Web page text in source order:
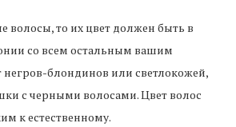
волосы, то их цвет должен быть в
со всем остальным вашим
блондинов или светлокожей,
с черными волосами. Цвет волос
к естественному.